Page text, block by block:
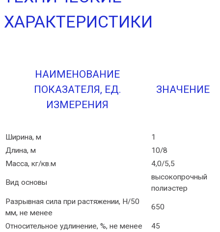
ХАРАКТЕРИСТИКИ
НАИМЕНОВАНИЕ
ПОКАЗАТЕЛЯ, ЕД.
ИЗМЕРЕНИЯ
ЗНАЧЕНИЕ
Ширина, м
1
Длина, м
10/8
Масса, кг/кв.м
4,0/5,5
Вид основы
высокопрочный
полиэстер
Разрывная сила при растяжении, Н/50
мм, не менее
650
Относительное удлинение, %, не менее
45